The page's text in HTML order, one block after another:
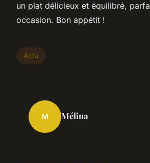
un plat délicieux et équilibré,
occasion. Bon appétit !
Actu
M Mélina